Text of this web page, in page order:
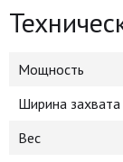
Мощность
Ширина захвата
Вес